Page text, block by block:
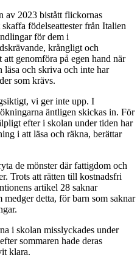
av 2023 bistått flickornas
födelseattester från Italien
för dem i
krångligt och
genomföra på egen hand när
läsa och skriva och inte har
som krävs.
vi ger inte upp. I
äntligen skickas in. För
efter i skolan under tiden har
i att läsa och räkna, berättar
de mönster där fattigdom och
Trots att rätten till kostnadsfri
artikel 28 saknar
detta, för barn som saknar
i skolan misslyckades under
sommaren hade deras
klara.